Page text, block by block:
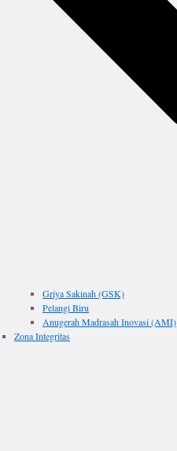
Griya Sakinah (GSK)
Pelangi Biru
Anugerah Madrasah Inovasi (AMI)
Zona Integritas